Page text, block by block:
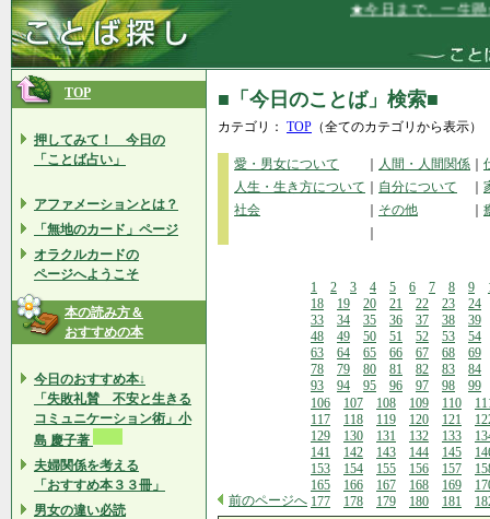
★今日まで、一生懸命
TOP
押してみて！ 今日の
「ことば占い」
アファメーションとは？
「無地のカード」ページ
オラクルカードの
ページへようこそ
本の読み方＆
おすすめの本
今日のおすすめ本↓
「失敗礼賛 不安と生きる
コミュニケーション術」小
島 慶子著
夫婦関係を考える
「おすすめ本３３冊」
男女の違い必読
■「今日のことば」検索■
カテゴリ： TOP （全てのカテゴリから表示）
愛・男女について 人間・人間関係
人生・生き方について
自分について
社会
その他
前のページへ
1 2 3 4 5 6 7 8 9
18
19 20 21 22 23
24
33
34 35 36 37 38
39
48
49 50 51 52 53
54
63
64 65 66 67 68
69
78
79 80 81 82 83
84
93
94 95 96 97 98
99
106
107 108 109 110
117
118 119 120 121
129
130 131 132 133
141
142 143 144 145
153
154 155 156 157
165
166 167 168 169
177
178 179 180 181